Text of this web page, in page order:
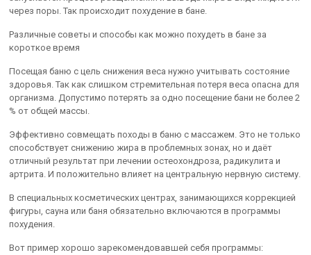
через поры. Так происходит похудение в бане.
Различные советы и способы как можно похудеть в бане за
короткое время
Посещая баню с цель снижения веса нужно учитывать состояние
здоровья. Так как слишком стремительная потеря веса опасна для
организма. Допустимо потерять за одно посещение бани не более 2
% от общей массы.
Эффективно совмещать походы в баню с массажем. Это не только
способствует снижению жира в проблемных зонах, но и даёт
отличный результат при лечении остеохондроза, радикулита и
артрита. И положительно влияет на центральную нервную систему.
В специальных косметических центрах, занимающихся коррекцией
фигуры, сауна или баня обязательно включаются в программы
похудения.
Вот пример хорошо зарекомендовавшей себя программы: